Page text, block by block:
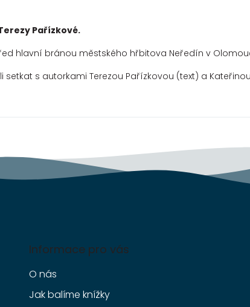
Pařízkové.
hlavní bránou městského hřbitova Neředín v
setkat s autorkami Terezou Pařízkovou (text) a
Informace pro vás
O nás
Jak balíme knížky